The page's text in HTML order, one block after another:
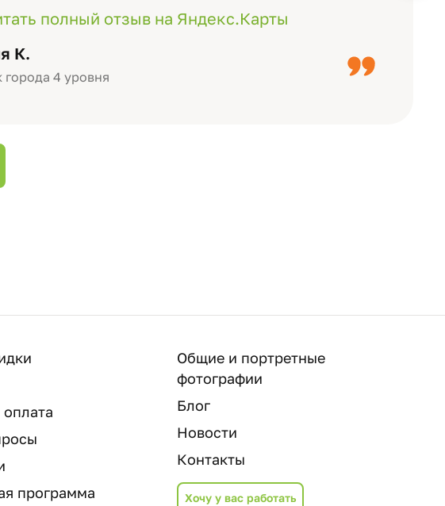
К.
города 4 уровня
(потом можно смотреть через телефон
видео с детьми, воспитателями).
полный отзыв на Яндекс.Карты
программа
Общие и портретные
фотографии
Блог
Новости
Контакты
Хочу у вас работать